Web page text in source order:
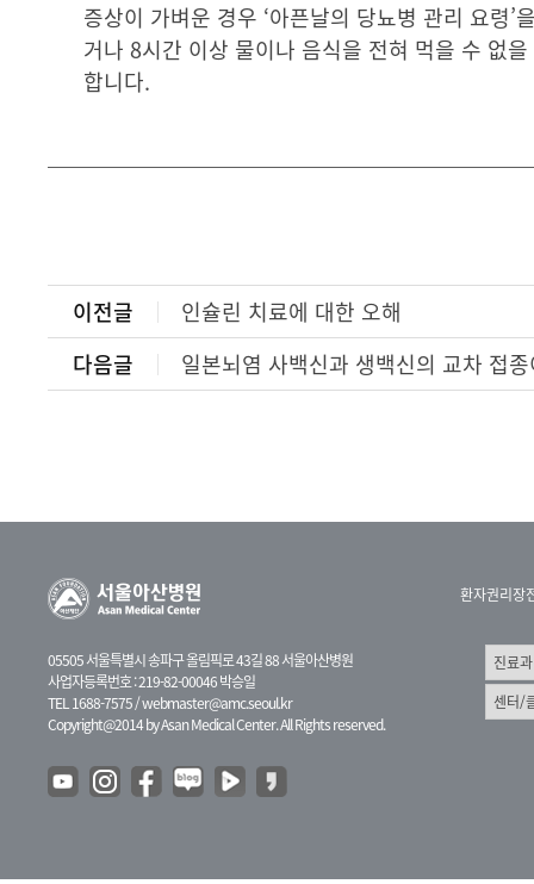
증상이 가벼운 경우 ‘아픈날의 당뇨병 관리 요령
거나 8시간 이상 물이나 음식을 전혀 먹을 수 없
합니다.
이전글
인슐린 치료에 대한 오해
다음글
일본뇌염 사백신과 생백신의 교차 접
05505 서울특별시 송파구 올림픽로 43길 88 서울아산병원
사업자등록번호 : 219-82-00046 박승일
TEL 1688-7575 /webmaster@amc.seoul.kr
Copyright@2014 by Asan Medical Center. All Rights reserved.
환자권리장